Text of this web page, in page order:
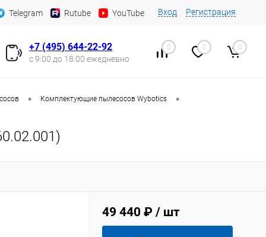
Telegram Rutube YouTube Вход Регистрация
+7 (495) 644-22-92
с 9:00 до 18:00 ежедневно
0 0 0
• Комплектующие пылесосов Wybotics •
49 440 ₽ / шт